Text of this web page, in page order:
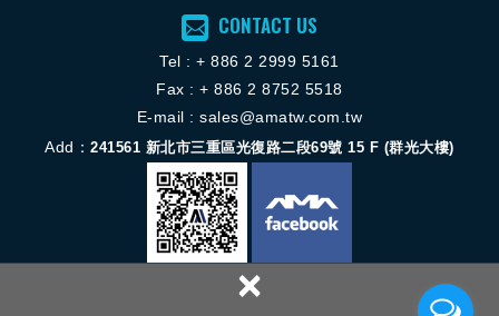
×
CONTACT US
Tel : + 886 2 2999 5161
Fax : + 886 2 8752 5518
E-mail :sales@amatw.com.tw
Add：241561 新北市三重區光復路二段69號 15 F (群光大樓)
Copyright © 揚歐機械服務股份有限公司 All Rights Reserved. 網頁設計 │